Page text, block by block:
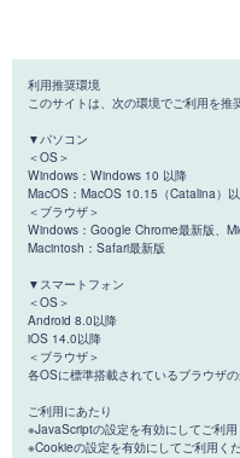
利用推奨環境
このサイトは、次の環境でご利用を推
▼パソコン
＜OS＞
Windows：Windows 10 以降
MacOS：MacOS 10.15（Catalina）
＜ブラウザ＞
Windows：Google Chrome最新版、
Macintosh：Safari最新版
▼スマートフォン
＜OS＞
Android 8.0以降
iOS 14.0以降
＜ブラウザ＞
各OSに標準搭載されているブラウザの
ご利用にあたり
※JavaScriptの設定を有効にしてご利用
※Cookieの設定を有効にしてご利用くだ